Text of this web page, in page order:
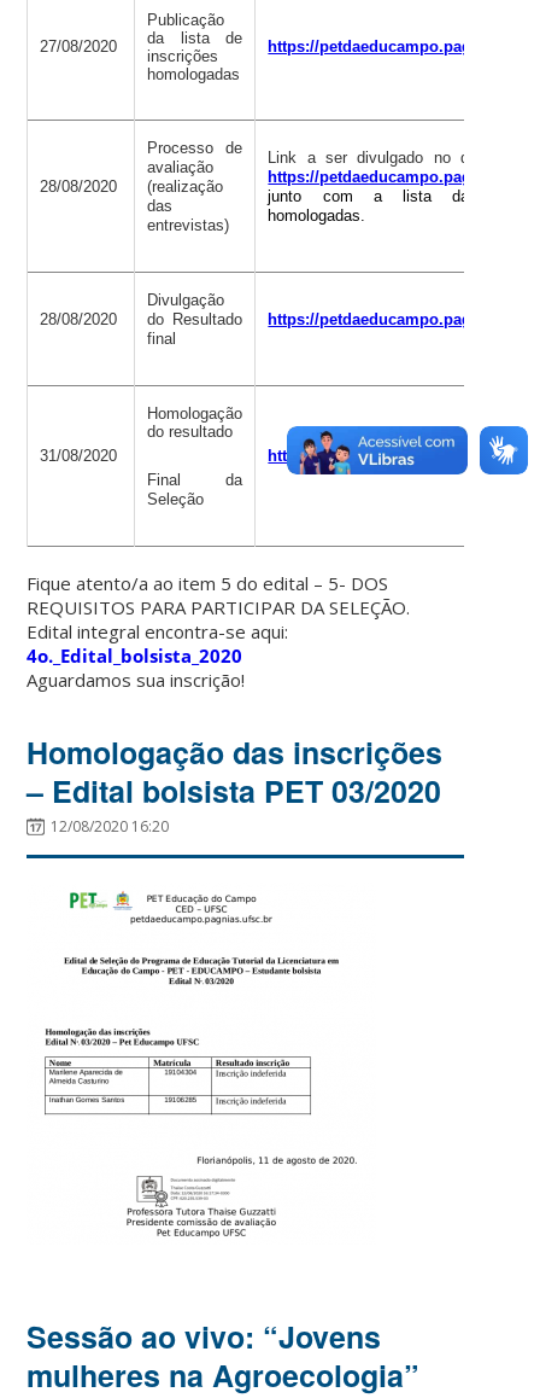
27/08/2020
Publicação
da lista de
inscrições
homologadas
https://
28/08/2020
Processo de
avaliação
(realização
das
entrevistas)
Link a ser divulgado no dia
https://
junto com a lista das
homologadas.
28/08/2020
Divulgação
do Resultado
final
https://
31/08/2020
Homologação
do resultado
Final da
Seleção
https://
Fique atento/a ao item 5 do edital – 5- DOS
REQUISITOS PARA PARTICIPAR DA SELEÇÃO.
Edital integral encontra-se aqui:
4o._Edital_bolsista_2020
Aguardamos sua inscrição!
Homologação das inscrições
– Edital bolsista PET 03/2020
12/08/2020 16:20
Sessão ao vivo: “Jovens
mulheres na Agroecologia”